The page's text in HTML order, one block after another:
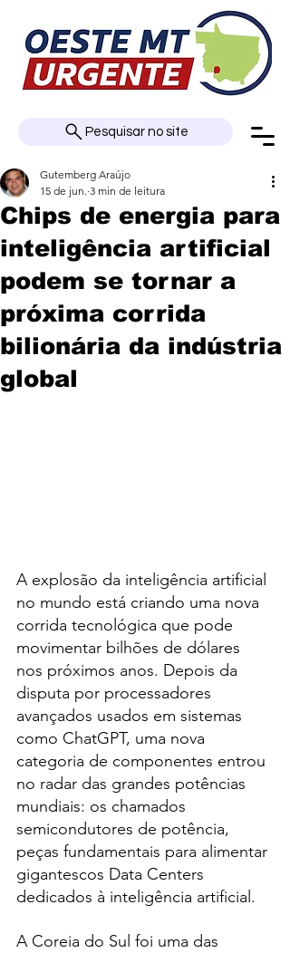
Pesquisar no site
Chips de energia para
inteligência artificial
podem se tornar a
próxima corrida
bilionária da indústria
global
Gutemberg Araújo
15 de jun. 3 min de leitura
A explosão da inteligência artificial
no mundo está criando uma nova
corrida tecnológica que pode
movimentar bilhões de dólares
nos próximos anos. Depois da
disputa por processadores
avançados usados em sistemas
como ChatGPT, uma nova
categoria de componentes entrou
no radar das grandes potências
mundiais: os chamados
semicondutores de potência,
peças fundamentais para alimentar
gigantescos Data Centers
dedicados à inteligência artificial.
A Coreia do Sul foi uma das